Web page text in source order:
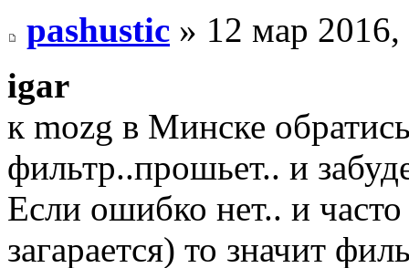
pashustic » 12 мар
igar
к mozg в Минске
фильтр..прошьет.. и
Если ошибко нет.. и часто
загарается) то значит